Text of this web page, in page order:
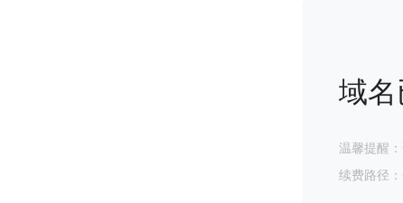
域
温馨提醒
续费路径